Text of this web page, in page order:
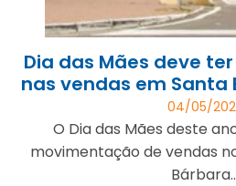
Dia das Mães deve
nas vendas em Santa
04/05/
O Dia das Mães deste
movimentação de vendas